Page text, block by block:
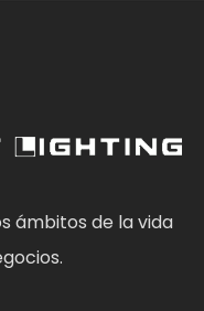
ámbitos de la vida